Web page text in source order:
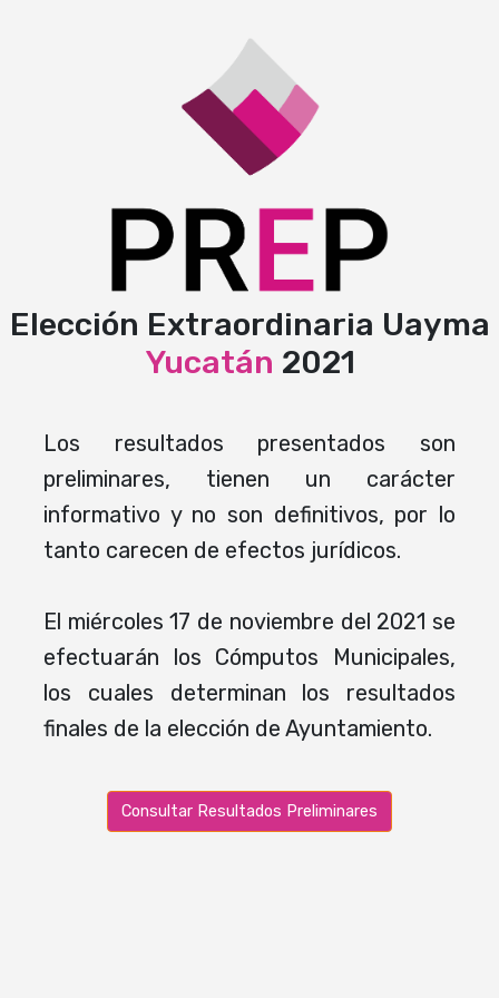
Elección Extraordinaria Uayma
Yucatán 2021
Los resultados presentados son
preliminares, tienen un carácter
informativo y no son definitivos, por lo
tanto carecen de efectos jurídicos.
El miércoles 17 de noviembre del 2021 se
efectuarán los Cómputos Municipales,
los cuales determinan los resultados
finales de la elección de Ayuntamiento.
Consultar Resultados Preliminares